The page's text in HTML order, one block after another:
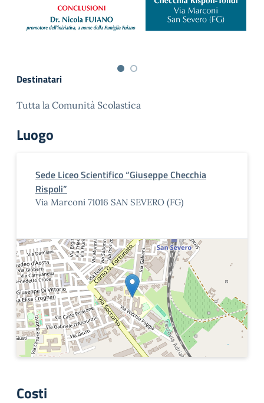
Destinatari
Tutta la Comunità Scolastica
Luogo
Sede Liceo Scientifico “Giuseppe Checchia
Rispoli”
Via Marconi 71016 SAN SEVERO (FG)
Costi